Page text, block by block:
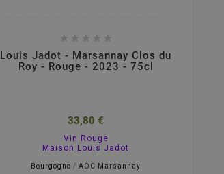
    
Louis Jadot - Marsannay Clos du
Roy - Rouge - 2023 - 75cl
33,80 €
Vin Rouge
Maison Louis Jadot
Bourgogne /AOC Marsannay